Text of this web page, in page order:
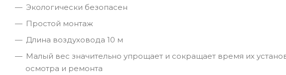
Экологически безопасен
Простой монтаж
Длина воздуховода 10 м
Малый вес значительно упрощает и сокращает время их
осмотра и ремонта